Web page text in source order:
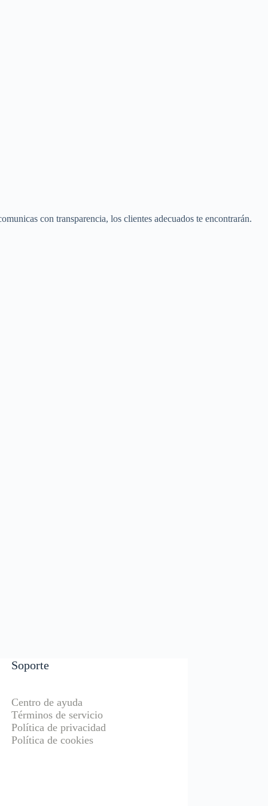
con transparencia, los clientes adecuados te encontrarán.
Soporte
Centro de ayuda
Términos de servicio
Política de privacidad
Política de cookies